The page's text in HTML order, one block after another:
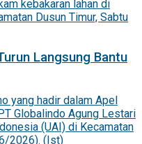
Langsung Bantu